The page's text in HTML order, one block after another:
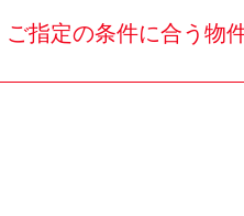
ご指定の条件に合う物